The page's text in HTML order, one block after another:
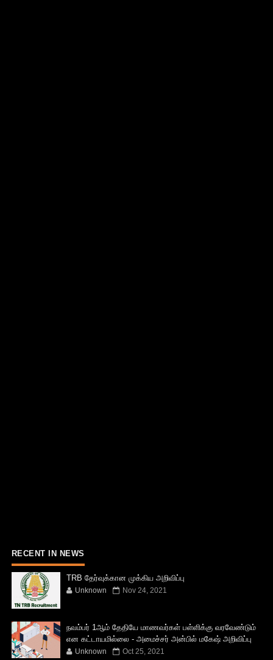
RECENT IN NEWS
TRB தேர்வுக்கான முக்கிய அறிவிப்பு
Unknown Nov 24, 2021
நவம்பர் 1ஆம் தேதியே மாணவர்கள் பள்ளிக்கு வரவேண்டும்
என கட்டாயமில்லை - அமைச்சர் அன்பில் மகேஷ் அறிவிப்பு
Unknown Oct 25, 2021